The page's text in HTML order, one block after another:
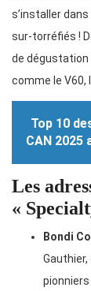
s’installer
sur-torréfiés !
de dégustation
comme le V60,
Top 10
CAN 2025
Les
«
Bondi
pionniers